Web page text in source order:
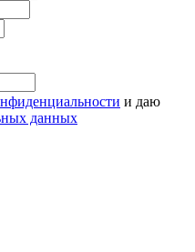
и даю
данных